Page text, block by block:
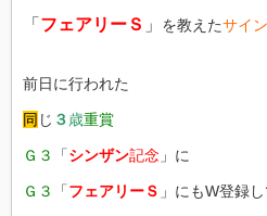
「 フェアリーＳ 」 を教えたサイン
前日に行われた
同 じ ３歳重賞
Ｇ３ 「シンザン記念 」に
Ｇ３ 「フェアリーＳ 」にもW登録